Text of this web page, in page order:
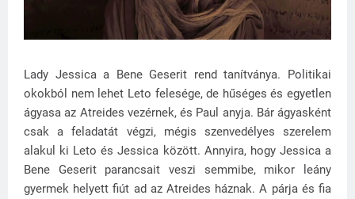
Lady Jessica a Bene Geserit rend tanítványa. Politikai
okokból nem lehet Leto felesége, de hűséges és egyetlen
ágyasa az Atreides vezérnek, és Paul anyja. Bár ágyasként
csak a feladatát végzi, mégis szenvedélyes szerelem
alakul ki Leto és Jessica között. Annyira, hogy Jessica a
Bene Geserit parancsait veszi semmibe, mikor leány
gyermek helyett fiút ad az Atreides háznak. A párja és fia